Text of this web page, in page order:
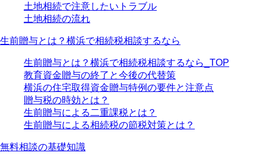
土地相続で注意したいトラブル
土地相続の流れ
生前贈与とは？横浜で相続税相談するなら
生前贈与とは？横浜で相続税相談するなら_TOP
教育資金贈与の終了と今後の代替策
横浜の住宅取得資金贈与特例の要件と注意点
贈与税の時効とは？
生前贈与による二重課税とは？
生前贈与による相続税の節税対策とは？
無料相談の基礎知識